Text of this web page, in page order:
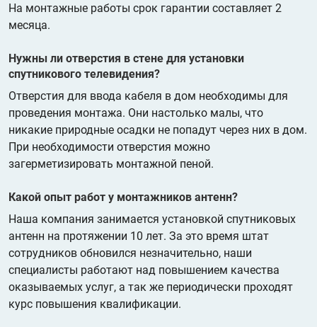
На монтажные работы срок гарантии составляет 2
месяца.
Нужны ли отверстия в стене для установки
спутникового телевидения?
Отверстия для ввода кабеля в дом необходимы для
проведения монтажа. Они настолько малы, что
никакие природные осадки не попадут через них в дом.
При необходимости отверстия можно
загерметизировать монтажной пеной.
Какой опыт работ у монтажников антенн?
Наша компания занимается установкой спутниковых
антенн на протяжении 10 лет. За это время штат
сотрудников обновился незначительно, наши
специалисты работают над повышением качества
оказываемых услуг, а так же периодически проходят
курс повышения квалификации.